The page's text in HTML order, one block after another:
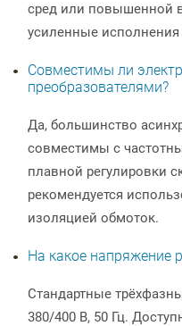
сред или повышенной
усиленные
Совместимы ли
преобразователями?
Да, большинство
совместимы с
плавной регулировки
рекомендуется
изоляцией обмоток.
На какое напряжение
Стандартные
380/400 В, 50 Гц.